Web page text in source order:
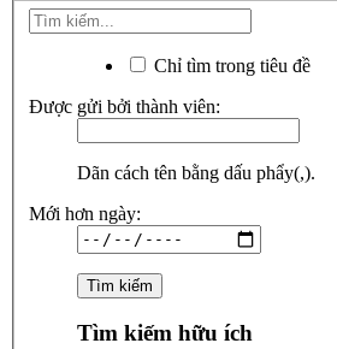
Chỉ tìm trong tiêu đề
Được gửi bởi thành viên:
Dãn cách tên bằng dấu phẩy(,).
Mới hơn ngày:
Tìm kiếm hữu ích